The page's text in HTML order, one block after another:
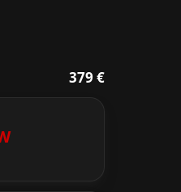
379 €